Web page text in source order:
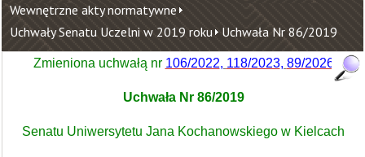
Wewnętrzne akty normatywne
Uchwały Senatu Uczelni w 2019 roku Uchwała Nr 86/2019
Zmieniona uchwałą nr 106/2022, 118/2023, 89/2026
Uchwała Nr 86/2019
Senatu Uniwersytetu Jana Kochanowskiego w Kielcach